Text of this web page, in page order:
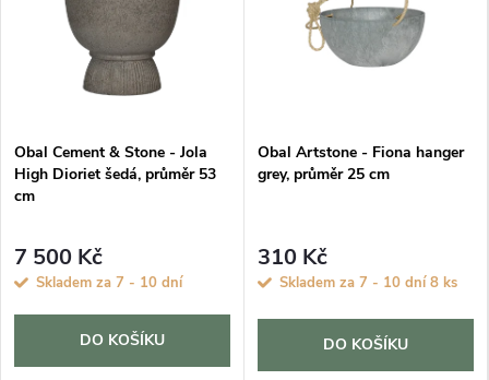
Obal Cement & Stone - Jola
High Dioriet šedá, průměr 53
cm
7 500 Kč
Skladem za 7 - 10 dní
DO KOŠÍKU
Obal Artstone - Fiona hanger
grey, průměr 25 cm
310 Kč
Skladem za 7 - 10 dní8 ks
DO KOŠÍKU